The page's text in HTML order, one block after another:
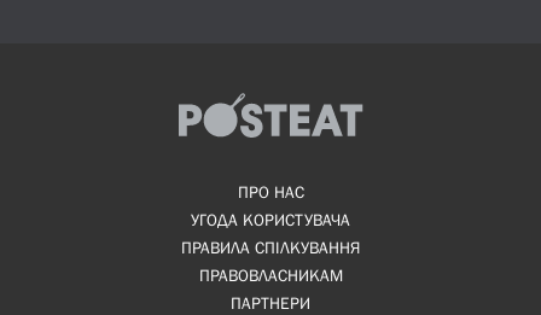
ПРО НАС
УГОДА КОРИСТУВАЧА
ПРАВИЛА СПІЛКУВАННЯ
ПРАВОВЛАСНИКАМ
ПАРТНЕРИ